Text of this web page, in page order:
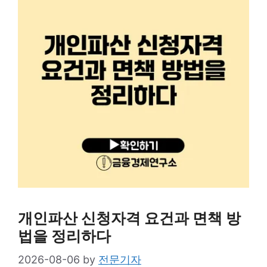
개인파산 신청자격 요건과 면책 방
법을 정리하다
2026-08-06 by 전문기자